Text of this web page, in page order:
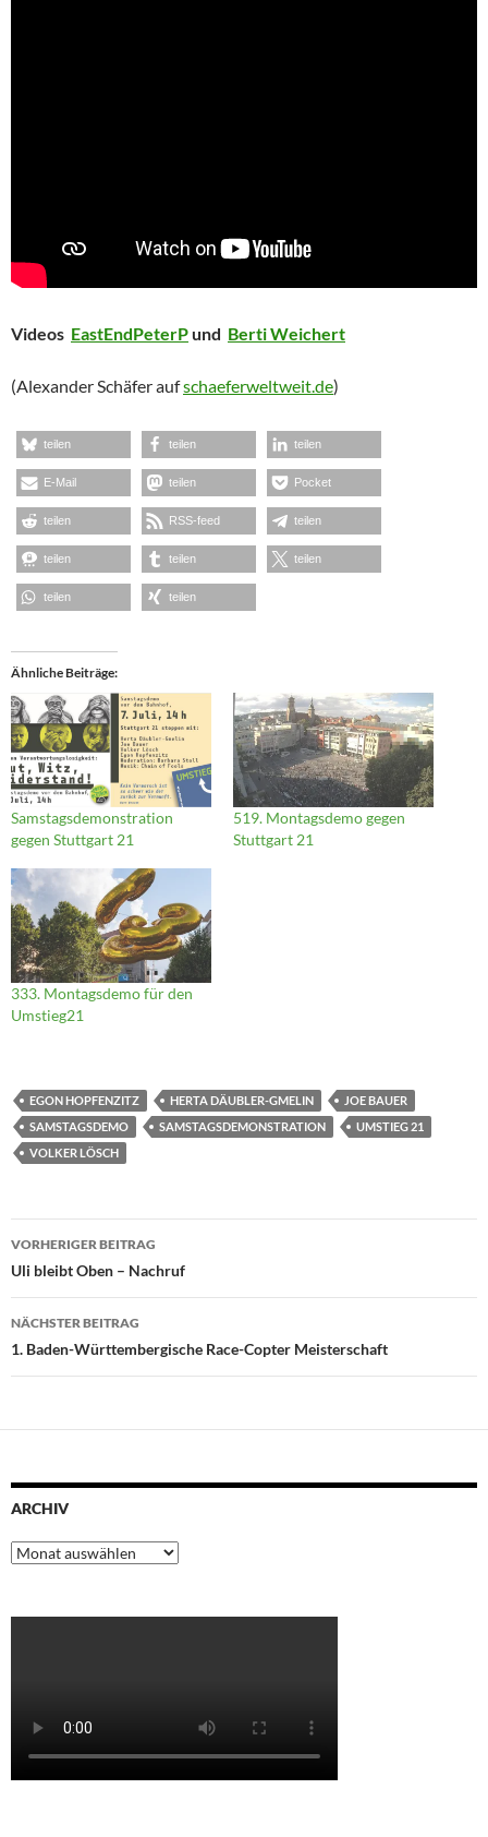
Videos EastEndPeterPund Berti Weichert
(Alexander Schäfer aufschaeferweltweit.de)
teilen teilen teilen
E-Mail teilen Pocket
teilen RSS-feed teilen
teilen teilen teilen
teilen teilen
Ähnliche Beiträge
Samstagsdemonstration
gegen Stuttgart 21
519. Montagsdemo gegen
Stuttgart 21
333. Montagsdemo für den
Umstieg21
EGON HOPFENZITZ HERTA DÄUBLER-GMELIN
JOE BAUER
SAMSTAGSDEMO
SAMSTAGSDEMONSTRATION
UMSTIEG 21
VOLKER LÖSCH
Beitragsnavigation
VORHERIGER BEITRAG
Uli bleibt Oben – Nachruf
NÄCHSTER BEITRAG
1. Baden-Württembergische Race-Copter Meisterschaft
ARCHIV
Archiv